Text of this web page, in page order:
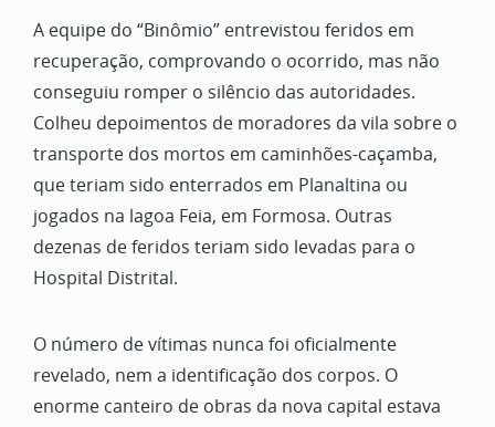
A equipe do “Binômio” entrevistou feridos em
recuperação, comprovando o ocorrido, mas não
conseguiu romper o silêncio das autoridades.
Colheu depoimentos de moradores da vila sobre o
transporte dos mortos em caminhões-caçamba,
que teriam sido enterrados em Planaltina ou
jogados na lagoa Feia, em Formosa. Outras
dezenas de feridos teriam sido levadas para o
Hospital Distrital.
O número de vítimas nunca foi oficialmente
revelado, nem a identificação dos corpos. O
enorme canteiro de obras da nova capital estava